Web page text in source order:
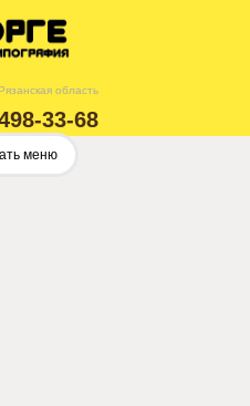
Рязанская область
33-68
меню